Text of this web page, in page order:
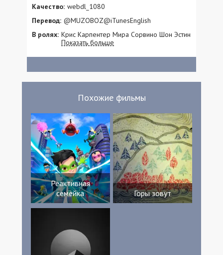
Качество: webdl_1080
Перевод: @MUZOBOZ@iTunesEnglish
В ролях: Крис Карпентер Мира Сорвино Шон Эстин
Филип Соломон Индиана Массара Мэри
Брэт Харрисон Мэдисон Ротшилд
Джеймс Керклэнд Карлис Бёрк Sonja Reid
Нвадиве Триша Хершбергер Мэттью
Патрик Уилла Проуэр Крид Брэттон
Грэйден Фокс Теслер Nawal Lamrini
Роман Картер Молли Малин
Показать больше
Похожие фильмы
Реактивная
семейка
Горы зовут